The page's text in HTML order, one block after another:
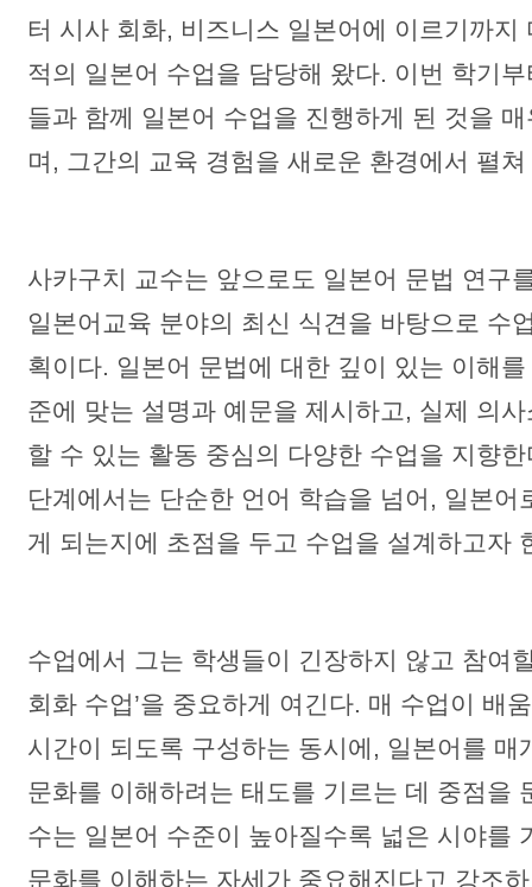
터 시사 회화, 비즈니스 일본어에 이르기까지
적의 일본어 수업을 담당해 왔다. 이번 학기
들과 함께 일본어 수업을 진행하게 된 것을
며, 그간의 교육 경험을 새로운 환경에서 펼
사카구치 교수는 앞으로도 일본어 문법 연구
일본어교육 분야의 최신 식견을 바탕으로 수
획이다. 일본어 문법에 대한 깊이 있는 이해
준에 맞는 설명과 예문을 제시하고, 실제 의
할 수 있는 활동 중심의 다양한 수업을 지향한
단계에서는 단순한 언어 학습을 넘어, 일본어
게 되는지에 초점을 두고 수업을 설계하고자
수업에서 그는 학생들이 긴장하지 않고 참여
회화 수업’을 중요하게 여긴다. 매 수업이 배
시간이 되도록 구성하는 동시에, 일본어를 매
문화를 이해하려는 태도를 기르는 데 중점을
수는 일본어 수준이 높아질수록 넓은 시야를
문화를 이해하는 자세가 중요해진다고 강조